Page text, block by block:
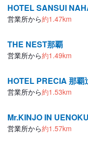
HOTEL SANSUI
営業所から約1.47km
THE NEST那覇
営業所から約1.49km
HOTEL PRECIA 那覇
営業所から約1.53km
Mr.KINJO IN
営業所から約1.57km